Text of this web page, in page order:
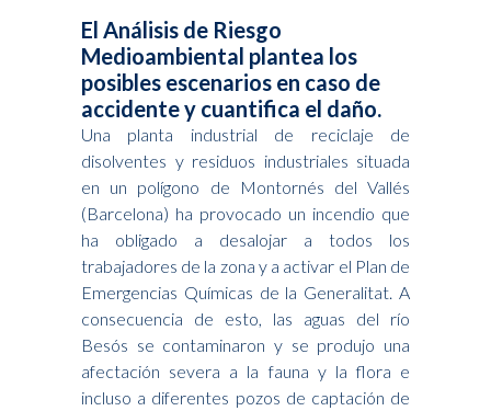
El Análisis de Riesgo
Medioambiental plantea los
posibles escenarios en caso de
accidente y cuantifica el daño.
Una planta industrial de reciclaje de
disolventes y residuos industriales situada
en un polígono de Montornés del Vallés
(Barcelona) ha provocado un incendio que
ha obligado a desalojar a todos los
trabajadores de la zona y a activar el Plan de
Emergencias Químicas de la Generalitat. A
consecuencia de esto, las aguas del río
Besós se contaminaron y se produjo una
afectación severa a la fauna y la flora e
incluso a diferentes pozos de captación de